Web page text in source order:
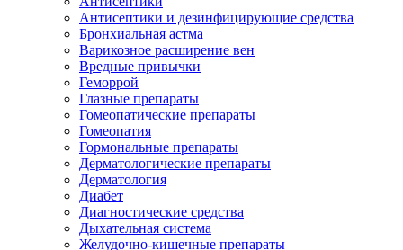
Антисептики и дезинфицирующие средства
Бронхиальная астма
Варикозное расширение вен
Вредные привычки
Геморрой
Глазные препараты
Гомеопатические препараты
Гомеопатия
Гормональные препараты
Дерматологические препараты
Дерматология
Диабет
Диагностические средства
Дыхательная система
Желудочно-кишечные препараты